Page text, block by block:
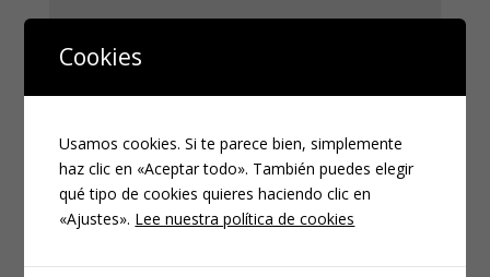
Cookies
Usamos cookies. Si te parece bien, simplemente
haz clic en «Aceptar todo». También puedes elegir
qué tipo de cookies quieres haciendo clic en
«Ajustes». Lee nuestra política de cookies